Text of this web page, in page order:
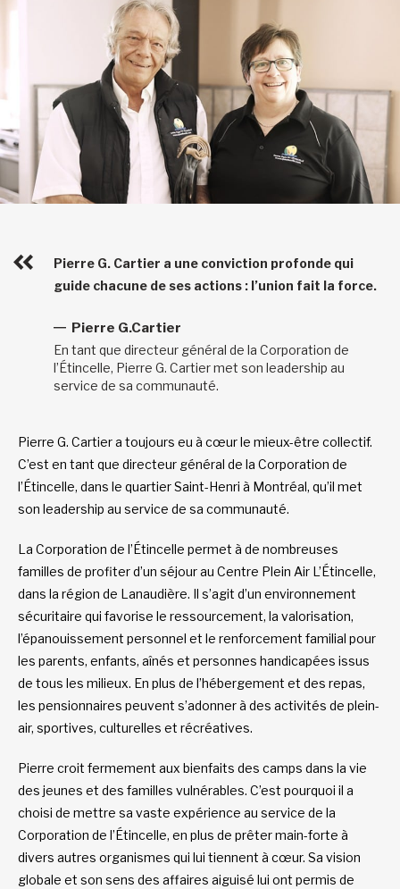
Pierre G. Cartier a une conviction profonde qui
guide chacune de ses actions : l’union fait la force.
Pierre G.Cartier
En tant que directeur général de la Corporation de
l’Étincelle, Pierre G. Cartier met son leadership au
service de sa communauté.
Pierre G. Cartier a toujours eu à cœur le mieux-être collectif.
C’est en tant que directeur général de la Corporation de
l’Étincelle, dans le quartier Saint-Henri à Montréal, qu’il met
son leadership au service de sa communauté.
La Corporation de l’Étincelle permet à de nombreuses
familles de profiter d’un séjour au Centre Plein Air L’Étincelle,
dans la région de Lanaudière. Il s’agit d’un environnement
sécuritaire qui favorise le ressourcement, la valorisation,
l’épanouissement personnel et le renforcement familial pour
les parents, enfants, aînés et personnes handicapées issus
de tous les milieux. En plus de l’hébergement et des repas,
les pensionnaires peuvent s’adonner à des activités de plein-
air, sportives, culturelles et récréatives.
Pierre croit fermement aux bienfaits des camps dans la vie
des jeunes et des familles vulnérables. C’est pourquoi il a
choisi de mettre sa vaste expérience au service de la
Corporation de l’Étincelle, en plus de prêter main-forte à
divers autres organismes qui lui tiennent à cœur. Sa vision
globale et son sens des affaires aiguisé lui ont permis de